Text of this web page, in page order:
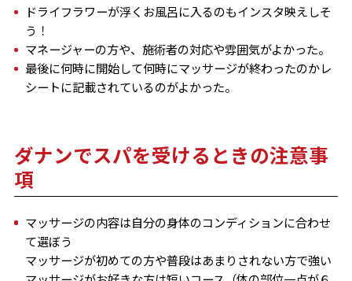
ドライフラワーが浮くお風呂に入るのもインスタ映えしそ
う！
マネージャーの方や、施術者の対応や雰囲気がよかった。
最後に何時に開始して何時にマッサージが終わったのかレ
シートに記載されているのがよかった。
ダナンでスパを受けるときの注意事
項
マッサージの内容は自分の身体のコンディションに合わせ
マッサージが初めての方や普段はあまりされない方で強い